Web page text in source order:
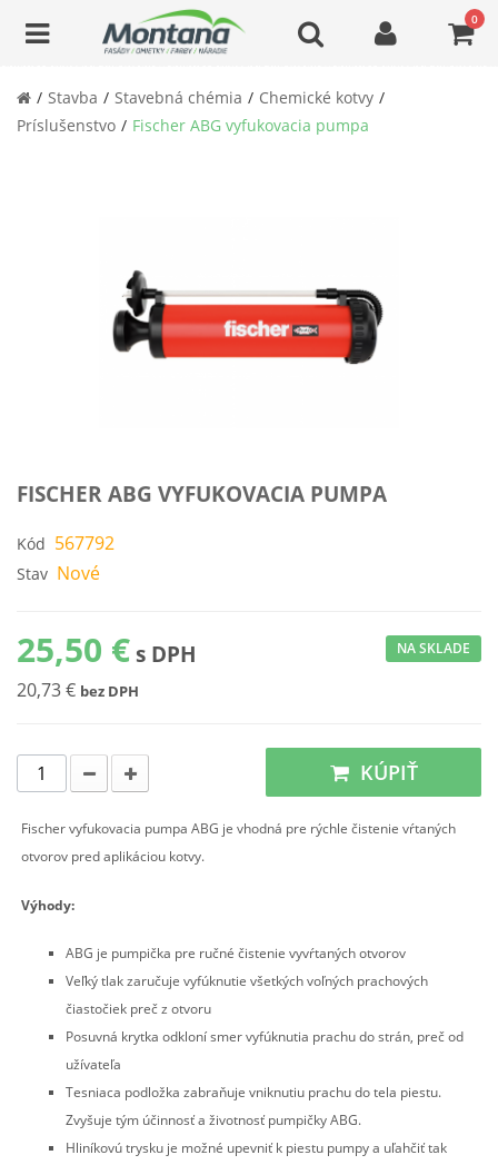
0
Stavba Stavebná chémia
Chemické kotvy
Príslušenstvo
Fischer ABG vyfukovacia pumpa
FISCHER ABG VYFUKOVACIA PUMPA
Kód 567792
Stav Nové
25,50 € s DPH
20,73 € bez DPH
NA SKLADE
KÚPIŤ
Fischer vyfukovacia pumpa ABG je vhodná pre rýchle čistenie vŕtaných
otvorov pred aplikáciou kotvy.
Výhody:
ABG je pumpička pre ručné čistenie vyvŕtaných otvorov
Veľký tlak zaručuje vyfúknutie všetkých voľných prachových
čiastočiek preč z otvoru
Posuvná krytka odkloní smer vyfúknutia prachu do strán, preč od
užívateľa
Tesniaca podložka zabraňuje vniknutiu prachu do tela piestu.
Zvyšuje tým účinnosť a životnosť pumpičky ABG.
Hliníkovú trysku je možné upevniť k piestu pumpy a uľahčiť tak